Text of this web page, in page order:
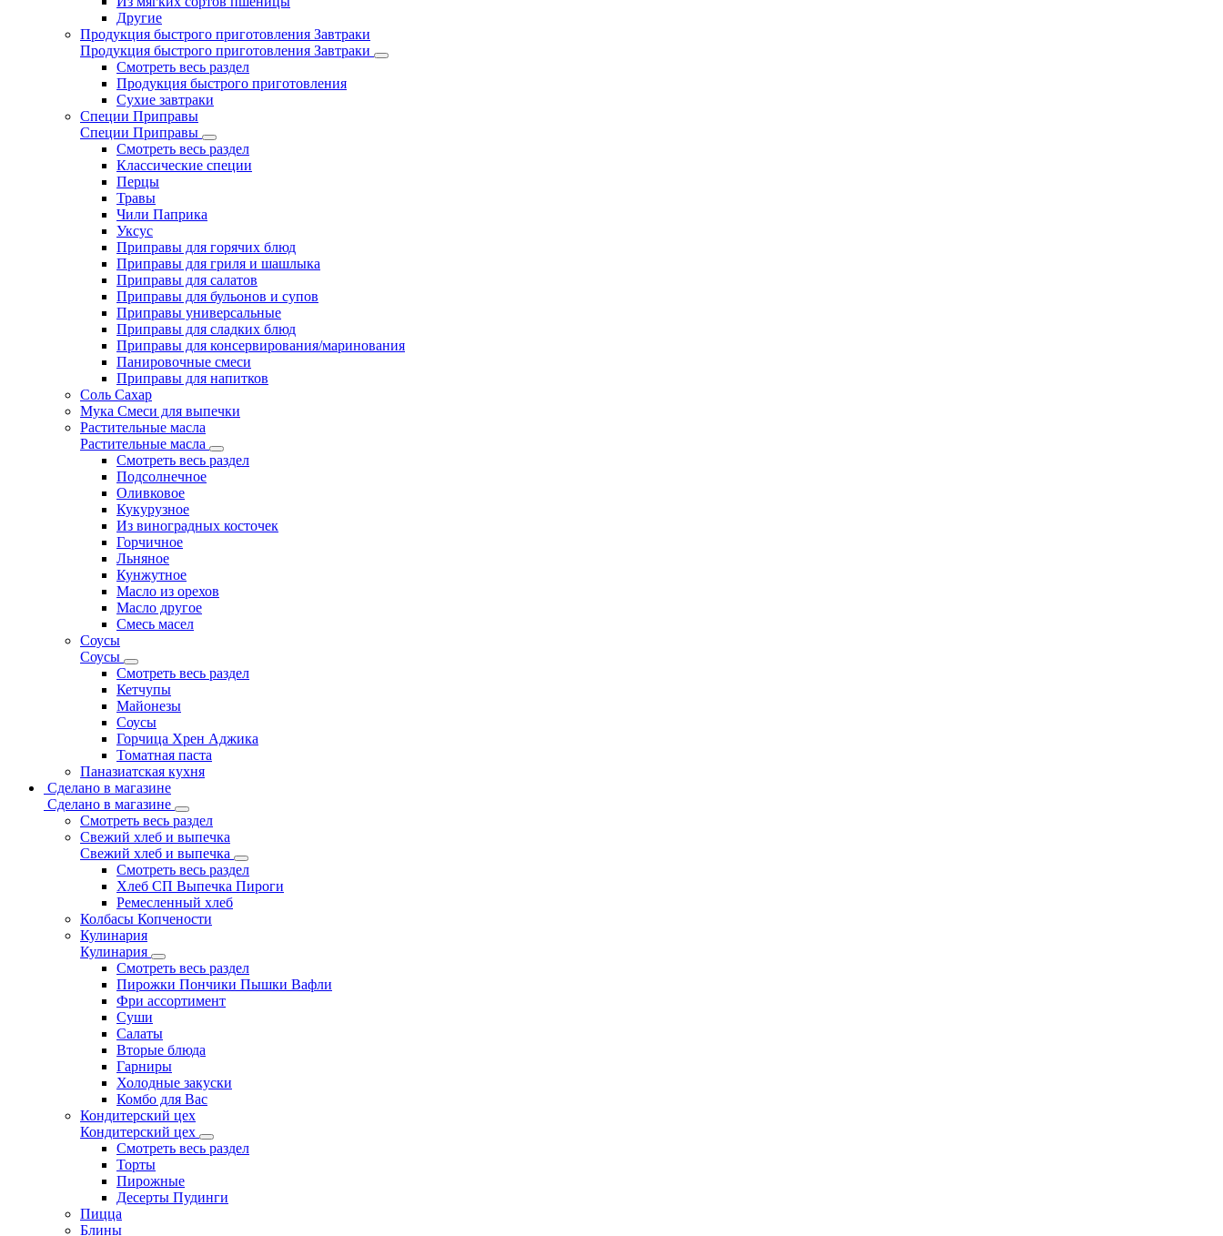
Другие
Продукция быстрого приготовления Завтраки
Продукция быстрого приготовления Завтраки
Смотреть весь раздел
Продукция быстрого приготовления
Сухие завтраки
Специи Приправы
Специи Приправы
Смотреть весь раздел
Классические специи
Перцы
Травы
Чили Паприка
Уксус
Приправы для горячих блюд
Приправы для гриля и шашлыка
Приправы для салатов
Приправы для бульонов и супов
Приправы универсальные
Приправы для сладких блюд
Приправы для консервирования/маринования
Панировочные смеси
Приправы для напитков
Соль Сахар
Мука Смеси для выпечки
Растительные масла
Растительные масла
Смотреть весь раздел
Подсолнечное
Оливковое
Кукурузное
Из виноградных косточек
Горчичное
Льняное
Кунжутное
Масло из орехов
Масло другое
Смесь масел
Соусы
Соусы
Смотреть весь раздел
Кетчупы
Майонезы
Соусы
Горчица Хрен Аджика
Томатная паста
Паназиатская кухня
Сделано в магазине
Сделано в магазине
Смотреть весь раздел
Свежий хлеб и выпечка
Свежий хлеб и выпечка
Смотреть весь раздел
Хлеб СП Выпечка Пироги
Ремесленный хлеб
Колбасы Копчености
Кулинария
Кулинария
Смотреть весь раздел
Пирожки Пончики Пышки Вафли
Фри ассортимент
Суши
Салаты
Вторые блюда
Гарниры
Холодные закуски
Комбо для Вас
Кондитерский цех
Кондитерский цех
Смотреть весь раздел
Торты
Пирожные
Десерты Пудинги
Пицца
Блины